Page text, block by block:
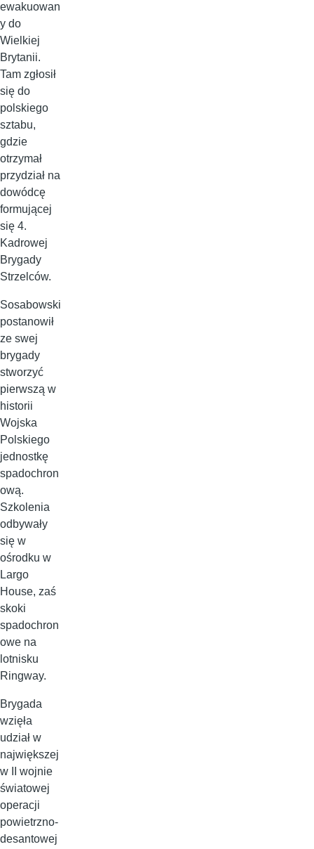
ewakuowan
y do
Wielkiej
Brytanii.
Tam zgłosił
się do
polskiego
sztabu,
gdzie
otrzymał
przydział na
dowódcę
formującej
się 4.
Kadrowej
Brygady
Strzelców.
Sosabowski
postanowił
ze swej
brygady
stworzyć
pierwszą w
historii
Wojska
Polskiego
jednostkę
spadochron
ową.
Szkolenia
odbywały
się w
ośrodku w
Largo
House, zaś
skoki
spadochron
owe na
lotnisku
Ringway.
Brygada
wzięła
udział w
największej
w II wojnie
światowej
operacji
powietrzno-
desantowej